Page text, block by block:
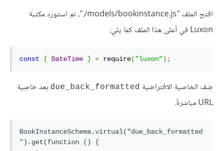
افتح الملف "‎./models/bookinstance.js"، ثم استورد مكتبة
Luxon في أعلى هذا الملف كما يلي:
const { DateTime } = require( "luxon");
ضِف الخاصية الافتراضية due_back_formatted بعد خاصية
URL مباشرةً.
BookInstanceSchema.virtual("due_back_formatted
").get(function () {